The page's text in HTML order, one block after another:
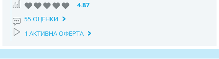
4.87
55 ОЦЕНКИ
1 АКТИВНА ОФЕРТА